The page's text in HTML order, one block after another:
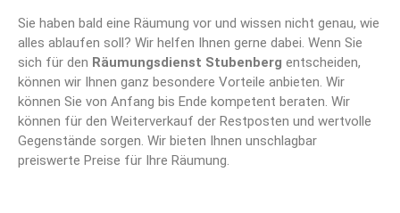
Sie haben bald eine Räumung vor und wissen nicht genau, wie
alles ablaufen soll? Wir helfen Ihnen gerne dabei. Wenn Sie
sich für den Räumungsdienst Stubenberg entscheiden,
können wir Ihnen ganz besondere Vorteile anbieten. Wir
können Sie von Anfang bis Ende kompetent beraten. Wir
können für den Weiterverkauf der Restposten und wertvolle
Gegenstände sorgen. Wir bieten Ihnen unschlagbar
preiswerte Preise für Ihre Räumung.